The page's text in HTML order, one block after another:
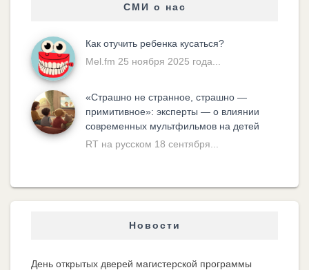
СМИ о нас
Как отучить ребенка кусаться?
Mel.fm 25 ноября 2025 года...
«Cтрашно не странное, страшно —
примитивное»: эксперты — о влиянии
современных мультфильмов на детей
RT на русском 18 сентября...
Новости
День открытых дверей магистерской программы